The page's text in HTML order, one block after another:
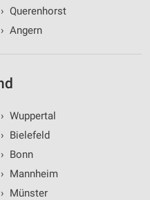
› Querenhorst
› Angern
› Wuppertal
› Bielefeld
› Bonn
› Mannheim
› Münster